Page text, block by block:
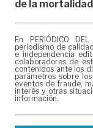
de la
En PERIÓDICO
periodismo de
e independencia
colaboradores de
contenidos ante los
parámetros sobre
eventos de fraude,
interés y otras
información.